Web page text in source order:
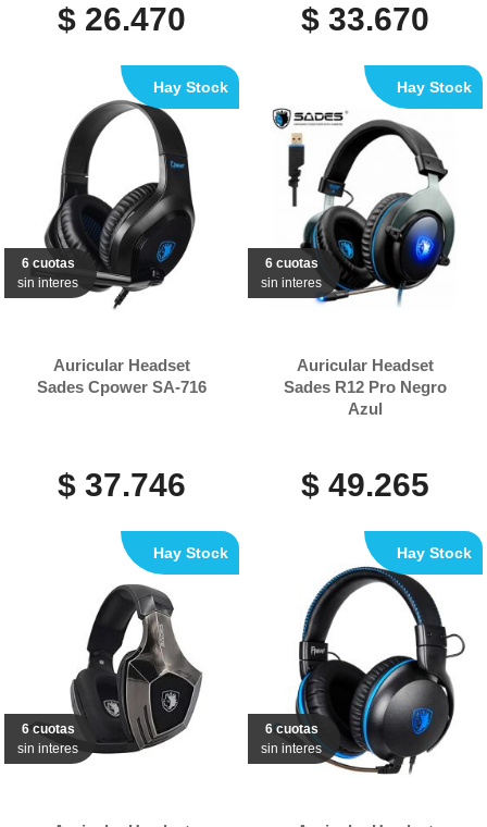
$ 26.470 $ 33.670
6 cuotas
sin interes
Auricular Headset
Sades Cpower SA-716
$ 37.746
Hay Stock
6 cuotas
sin interes
Auricular Headset
Sades R12 Pro Negro
Azul
$ 49.265
Hay Stock
6 cuotas
sin interes
Hay Stock
6 cuotas
sin interes
Hay Stock